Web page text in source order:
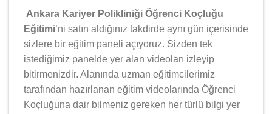
Ankara Kariyer Polikliniği Öğrenci Koçluğu
Eğitimi’ni satın aldığınız takdirde aynı gün içerisinde
sizlere bir eğitim paneli açıyoruz. Sizden tek
istediğimiz panelde yer alan videoları izleyip
bitirmenizdir. Alanında uzman eğitimcilerimiz
tarafından hazırlanan eğitim videolarında Öğrenci
Koçluğuna dair bilmeniz gereken her türlü bilgi yer